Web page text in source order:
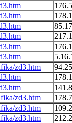
zd3.htm
zd3.htm
zd3.htm
zd3.htm